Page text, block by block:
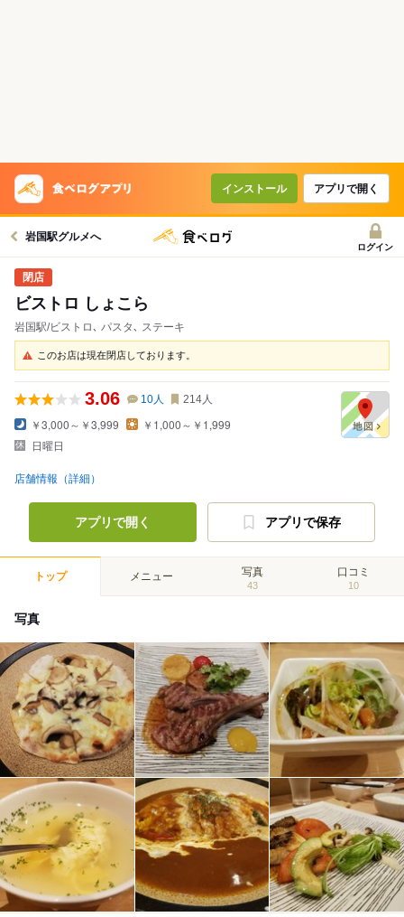
インストール アプリで開く
岩国駅グルメへ
ログイン
ビストロ しょこら
岩国駅/ビストロ､ パスタ､ ステーキ
このお店は現在閉店しております。
3.06 10人 214人
￥3,000～￥3,999
￥1,000～￥1,999
日曜日
店舗情報（詳細）
アプリで開く アプリで保存
トップ メニュー 写真
43
口コミ
10
写真